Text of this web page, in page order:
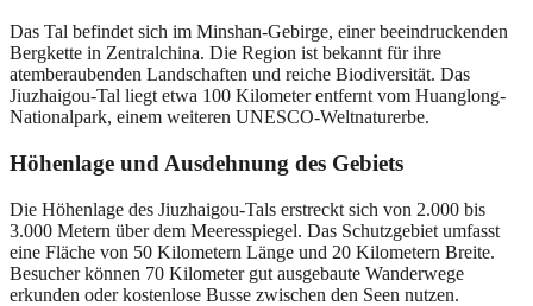
Das Tal befindet sich im Minshan-Gebirge, einer beeindruckenden
Bergkette in Zentralchina. Die Region ist bekannt für ihre
atemberaubenden Landschaften und reiche Biodiversität. Das
Jiuzhaigou-Tal liegt etwa 100 Kilometer entfernt vom Huanglong-
Nationalpark, einem weiteren UNESCO-Weltnaturerbe.
Höhenlage und Ausdehnung des Gebiets
Die Höhenlage des Jiuzhaigou-Tals erstreckt sich von 2.000 bis
3.000 Metern über dem Meeresspiegel. Das Schutzgebiet umfasst
eine Fläche von 50 Kilometern Länge und 20 Kilometern Breite.
Besucher können 70 Kilometer gut ausgebaute Wanderwege
erkunden oder kostenlose Busse zwischen den Seen nutzen.